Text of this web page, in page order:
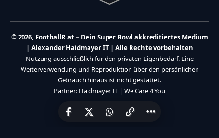
© 2026, FootballR.at – Dein Super Bowl akkreditiertes Medium
| Alexander Haidmayer IT | Alle Rechte vorbehalten
Nutzung ausschließlich für den privaten Eigenbedarf. Eine
Weiterverwendung und Reproduktion über den persönlichen
Gebrauch hinaus ist nicht gestattet.
Partner: Haidmayer IT | We Care 4 You